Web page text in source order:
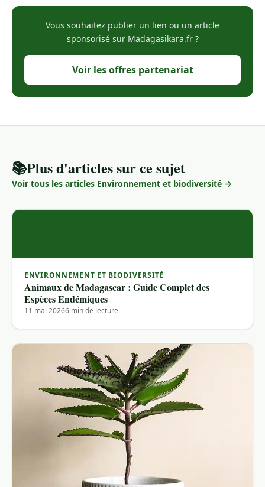
Vous souhaitez publier un lien ou un article
sponsorisé sur Madagasikara.fr ?
Voir les offres partenariat
📚Plus d'articles sur ce sujet
Voir tous les articles Environnement et biodiversité →
ENVIRONNEMENT ET BIODIVERSITÉ
Animaux de Madagascar : Guide Complet des
Espèces Endémiques
11 mai 20266 min de lecture